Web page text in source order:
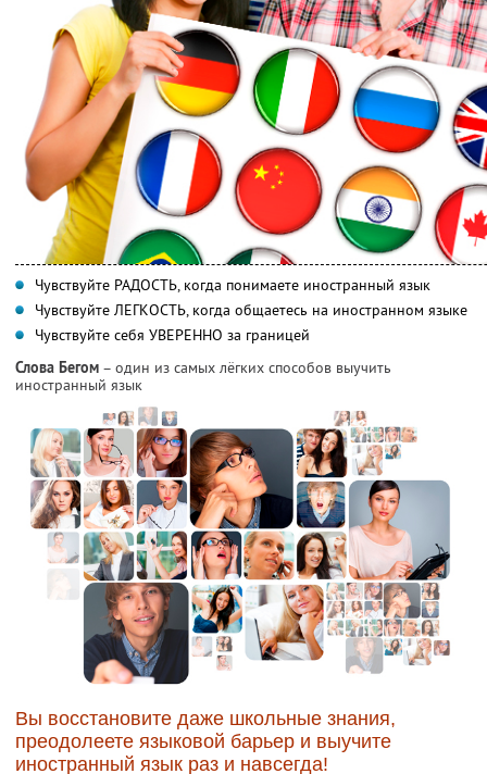
Чувствуйте РАДОСТЬ, когда понимаете иностранный язык
Чувствуйте ЛЕГКОСТЬ, когда общаетесь на иностранном языке
Чувствуйте себя УВЕРЕННО за границей
Слова Бегом – один из самых лёгких способов выучить
иностранный язык
Вы восстановите даже школьные знания,
преодолеете языковой барьер и выучите
иностранный язык раз и навсегда!